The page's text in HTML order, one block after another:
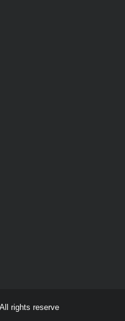
rights reserve